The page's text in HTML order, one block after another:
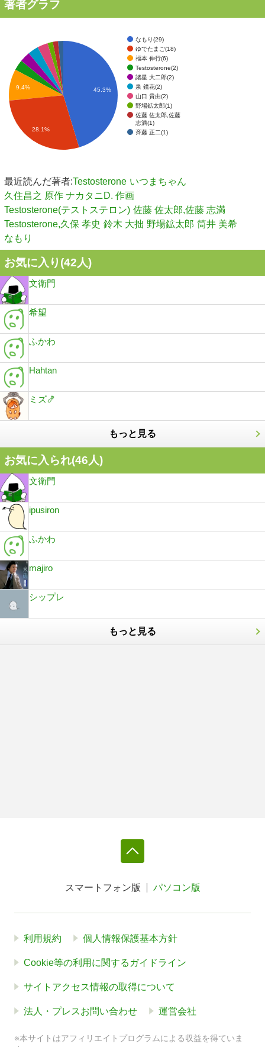
著者グラフ
なもり(29)
ゆでたまご(18)
福本 伸行(6)
Testosterone(2)
諸星 大二郎(2)
泉 鏡花(2)
山口 貴由(2)
野場鉱太郎(1)
佐藤 佐太郎,佐藤
志満(1)
斉藤 正二(1)
45.3%
9.4%
28.1%
最近読んだ著者:Testosterone いつまちゃん
久住昌之 原作 ナカタニD. 作画
Testosterone(テストステロン) 佐藤 佐太郎,佐藤 志満
Testosterone,久保 孝史 鈴木 大拙 野場鉱太郎 筒井 美希
なもり
お気に入り(42人)
文衛門
希望
ふかわ
Hahtan
ミズ🍤
もっと見る
お気に入られ(46人)
文衛門
ipusiron
ふかわ
majiro
シップレ
もっと見る
スマートフォン版 パソコン版
利用規約 個人情報保護基本方針
Cookie等の利用に関するガイドライン
サイトアクセス情報の取得について
法人・プレスお問い合わせ 運営会社
※本サイトはアフィリエイトプログラムによる収益を得ていま